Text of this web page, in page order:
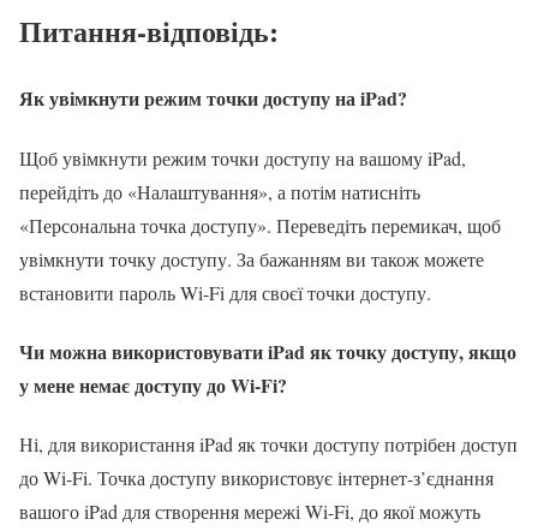
Питання-відповідь:
Як увімкнути режим точки доступу на iPad?
Щоб увімкнути режим точки доступу на вашому iPad,
перейдіть до «Налаштування», а потім натисніть
«Персональна точка доступу». Переведіть перемикач, щоб
увімкнути точку доступу. За бажанням ви також можете
встановити пароль Wi-Fi для своєї точки доступу.
Чи можна використовувати iPad як точку доступу, якщо
у мене немає доступу до Wi-Fi?
Ні, для використання iPad як точки доступу потрібен доступ
до Wi-Fi. Точка доступу використовує інтернет-з’єднання
вашого iPad для створення мережі Wi-Fi, до якої можуть